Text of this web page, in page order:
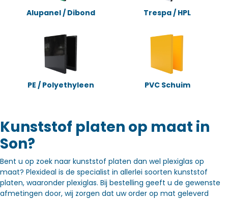
Alupanel / Dibond Trespa / HPL
PE / Polyethyleen PVC Schuim
Kunststof platen op maat in
Son?
Bent u op zoek naar kunststof platen dan wel plexiglas op
maat? Plexideal is de specialist in allerlei soorten kunststof
platen, waaronder plexiglas. Bij bestelling geeft u de gewenste
afmetingen door, wij zorgen dat uw order op mat geleverd